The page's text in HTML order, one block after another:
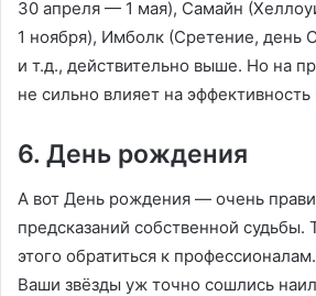
30 апреля — 1 мая), Самайн
1 ноября), Имболк (Сретение, день
и т.д., действительно выше. Но на
не сильно влияет на эффективность
6. День рождения
А вот День рождения — очень
предсказаний собственной судьбы.
этого обратиться к
Ваши звёзды уж точно сошлись